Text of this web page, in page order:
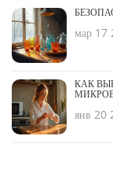
мар 17
КАК
янв 20